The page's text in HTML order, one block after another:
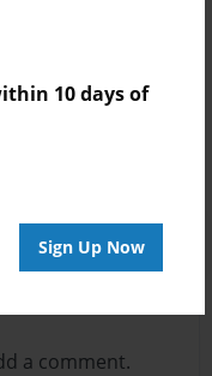
10 days of
Sign Up Now
for this book.
a comment.